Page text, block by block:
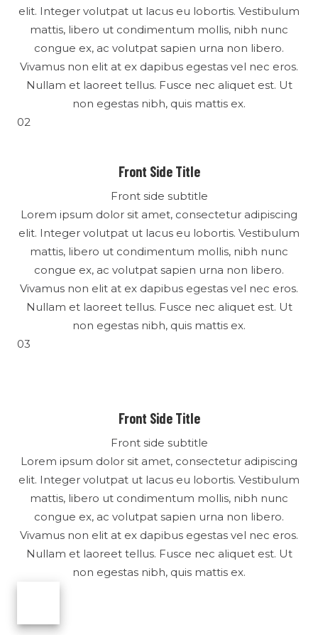
elit. Integer volutpat ut lacus eu lobortis. Vestibulum
mattis, libero ut condimentum mollis, nibh nunc
congue ex, ac volutpat sapien urna non libero.
Vivamus non elit at ex dapibus egestas vel nec eros.
Nullam et laoreet tellus. Fusce nec aliquet est. Ut
non egestas nibh, quis mattis ex.
02
Front Side Title
Front side subtitle
Lorem ipsum dolor sit amet, consectetur adipiscing
elit. Integer volutpat ut lacus eu lobortis. Vestibulum
mattis, libero ut condimentum mollis, nibh nunc
congue ex, ac volutpat sapien urna non libero.
Vivamus non elit at ex dapibus egestas vel nec eros.
Nullam et laoreet tellus. Fusce nec aliquet est. Ut
non egestas nibh, quis mattis ex.
03
Front Side Title
Front side subtitle
Lorem ipsum dolor sit amet, consectetur adipiscing
elit. Integer volutpat ut lacus eu lobortis. Vestibulum
mattis, libero ut condimentum mollis, nibh nunc
congue ex, ac volutpat sapien urna non libero.
Vivamus non elit at ex dapibus egestas vel nec eros.
Nullam et laoreet tellus. Fusce nec aliquet est. Ut
non egestas nibh, quis mattis ex.